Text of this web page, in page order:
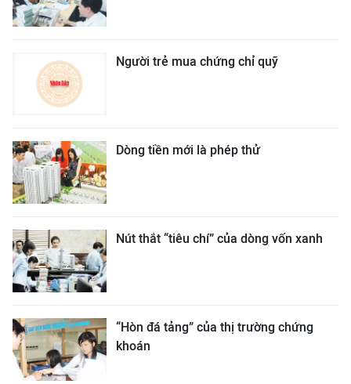
Người trẻ mua chứng chỉ quỹ
Dòng tiền mới là phép thử
Nút thắt “tiêu chí” của dòng vốn xanh
“Hòn đá tảng” của thị trường chứng
khoán